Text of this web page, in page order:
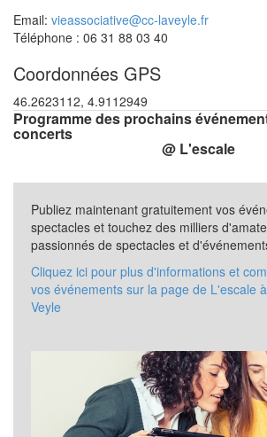
Email: vieassociative@cc-laveyle.fr
Téléphone : 06 31 88 03 40
Coordonnées GPS
46.2623112, 4.9112949
Programme des prochains
concerts
@ L'escale
Publiez maintenant gratuitement vos
spectacles et touchez des milliers
passionnés de spectacles et
Cliquez ici pour plus d'informations et
vos événements sur la page de L'escale
Veyle